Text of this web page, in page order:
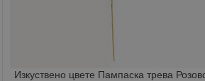
Изкуствено цвете Пампаска трева